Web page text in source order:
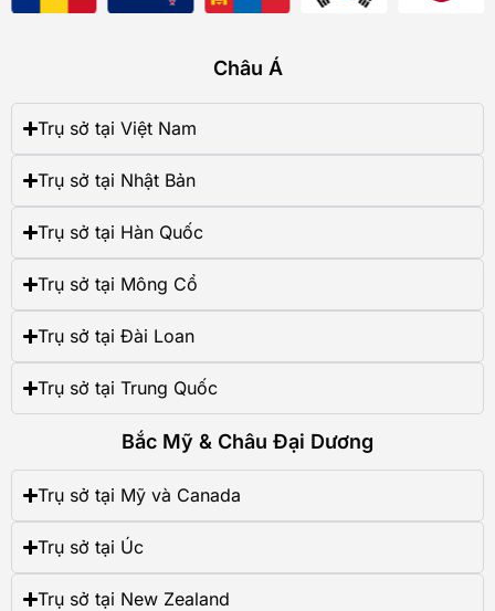
Châu Á
Trụ sở tại Việt Nam
Trụ sở tại Nhật Bản
Trụ sở tại Hàn Quốc
Trụ sở tại Mông Cổ
Trụ sở tại Đài Loan
Trụ sở tại Trung Quốc
Bắc Mỹ & Châu Đại Dương
Trụ sở tại Mỹ và Canada
Trụ sở tại Úc
Trụ sở tại New Zealand